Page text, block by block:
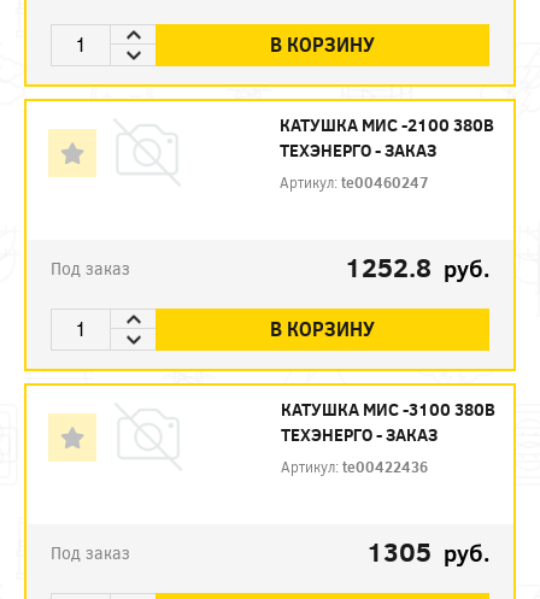
В КОРЗИНУ
КАТУШКА МИС -2100 380В
ТЕХЭНЕРГО - ЗАКАЗ
Артикул:te00460247
Под заказ 1252.8 руб.
В КОРЗИНУ
КАТУШКА МИС -3100 380В
ТЕХЭНЕРГО - ЗАКАЗ
Артикул:te00422436
Под заказ 1305 руб.